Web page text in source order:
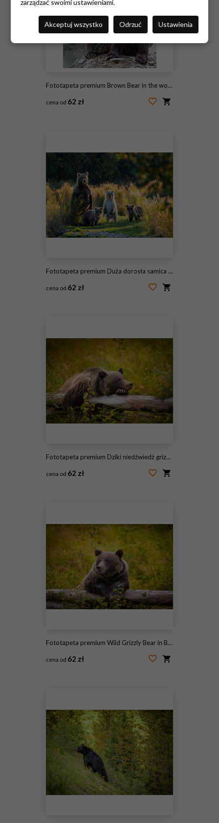
Fototapeta premium Brown Bear in the woods
cena od 62 zł
Fototapeta premium Duża dorosła samica niedźwiedzia brunatnego z Alaski z trzema uroczymi młodymi stojącymi na trawiastej mierzei w rzece Brooks, Park Narodowy Katmai, Alaska, USA
cena od 62 zł
Fototapeta premium Dziki niedźwiedź grizzly śpi na kłodzie w Parku Narodowym Banff w Kanadyjskich Górach Skalistych
cena od 62 zł
Fototapeta premium Wild Grizzly Bear in Banff National Park in the Canadian Rocky Mountains
cena od 62 zł
zarządzać swoimi ustawieniami.
Akceptuj wszystko Odrzuć Ustawienia